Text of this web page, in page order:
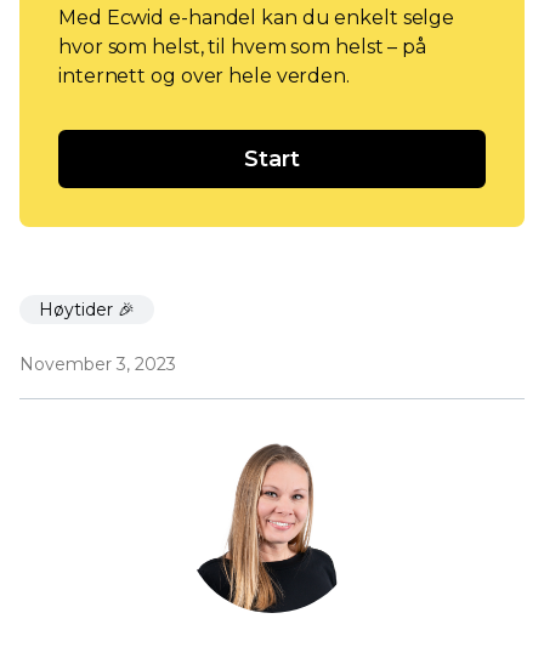
Med Ecwid e-handel kan du enkelt selge
hvor som helst, til hvem som helst – på
internett og over hele verden.
Start
Høytider 🎉
November 3, 2023